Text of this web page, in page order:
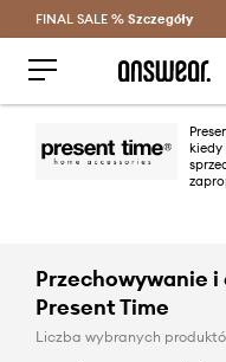
FINAL SALE % Szczegóły
kiedy
Przechowywanie
Present Time
Liczba wybranych